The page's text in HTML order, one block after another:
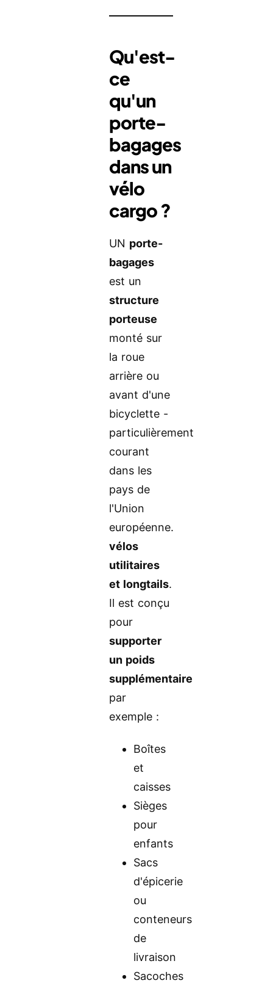
Qu'est-
ce
qu'un
porte-
bagages
dans un
vélo
cargo ?
UN porte-
bagages
est un
structure
porteuse
monté sur
la roue
arrière ou
avant d'une
bicyclette -
particulièrement
courant
dans les
pays de
l'Union
européenne.
vélos
utilitaires
et longtails.
Il est conçu
pour
supporter
un poids
supplémentaire
par
exemple :
Boîtes
et
caisses
Sièges
pour
enfants
Sacs
d'épicerie
ou
conteneurs
de
livraison
Sacoches